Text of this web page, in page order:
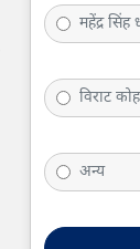
महेंद्र सिंह
विराट
अन्य